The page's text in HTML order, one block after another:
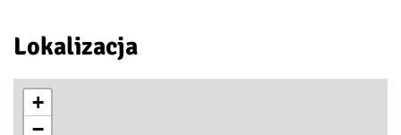
Lokalizacja
+
−